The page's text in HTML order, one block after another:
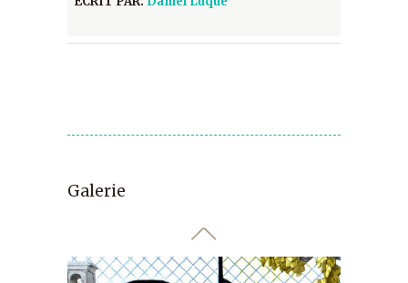
Galerie